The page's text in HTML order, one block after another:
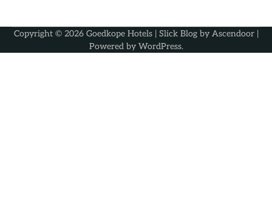
Copyright © 2026 Goedkope Hotels| Slick Blog by Ascendoor|
Powered by WordPress.